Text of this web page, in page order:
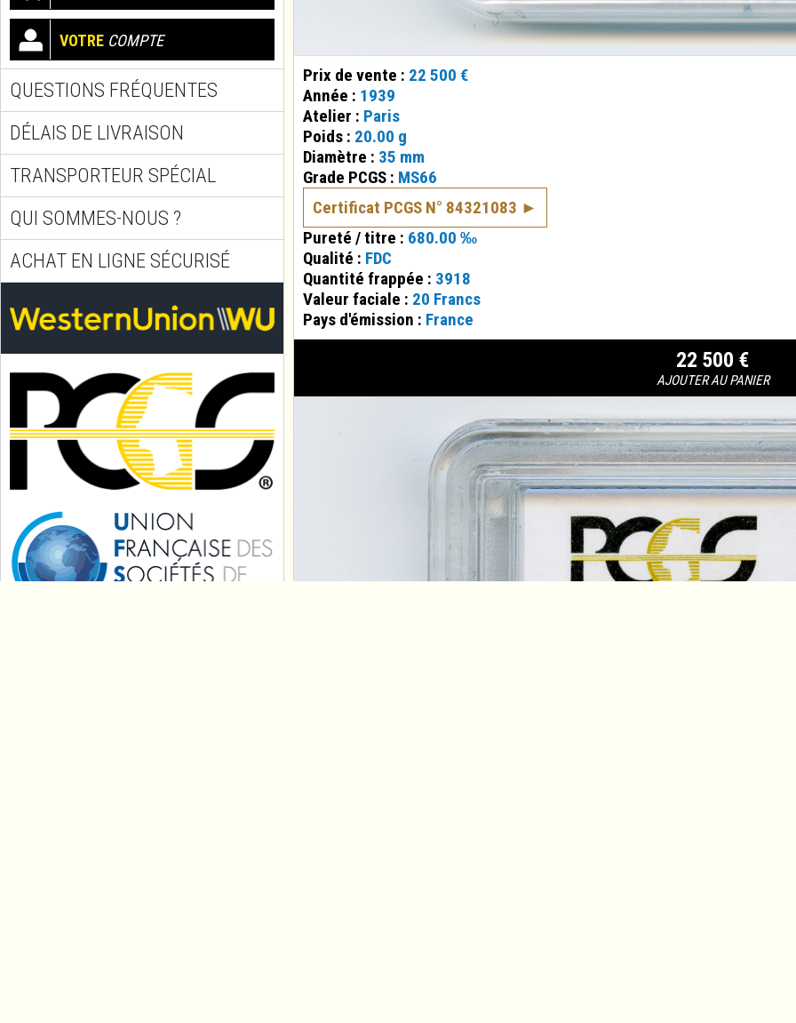
VOTRE COMPTE
QUESTIONS FRÉQUENTES
DÉLAIS DE LIVRAISON
TRANSPORTEUR SPÉCIAL
QUI SOMMES-NOUS ?
ACHAT EN LIGNE SÉCURISÉ
Prix de vente : 22 500 €
Année : 1939
Atelier : Paris
Poids : 20.00 g
Diamètre : 35 mm
Grade PCGS : MS66
Certificat PCGS N° 84321083
Pureté / titre : 680.00 ‰
Qualité : FDC
Quantité frappée : 3918
Valeur faciale : 20 Francs
Pays d'émission : France
22 500 €
AJOUTER AU PANIER